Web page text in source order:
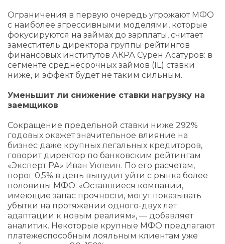
Ограничения в первую очередь угрожают МФО
с наиболее агрессивными моделями, которые
фокусируются на займах до зарплаты, считает
заместитель директора группы рейтингов
финансовых институтов АКРА Сурен Асатуров: в
сегменте среднесрочных займов (IL) ставки
ниже, и эффект будет не таким сильным.
Уменьшит ли снижение ставки нагрузку на
заемщиков
Сокращение предельной ставки ниже 292%
годовых окажет значительное влияние на
бизнес даже крупных легальных кредиторов,
говорит директор по банковским рейтингам
«Эксперт РА» Иван Уклеин. По его расчетам,
порог 0,5% в день вынудит уйти с рынка более
половины МФО. «Оставшиеся компании,
имеющие запас прочности, могут показывать
убытки на протяжении одного-двух лет
адаптации к новым реалиям», — добавляет
аналитик. Некоторые крупные МФО предлагают
платежеспособным лояльным клиентам уже